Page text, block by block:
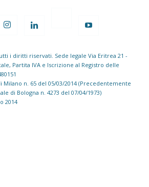
i diritti riservati. Sede legale Via Eritrea 21 -
Partita IVA e Iscrizione al Registro delle
Milano n. 65 del 05/03/2014 (Precedentemente
di Bologna n. 4273 del 07/04/1973)
2014